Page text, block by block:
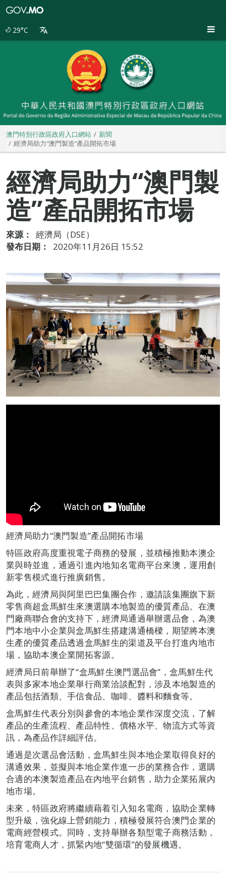
29°C
澳門特別行政區政府入口網站
新聞
經濟局助力“澳門製造”產品開拓市場
經濟局助力“澳門製
造”產品開拓市場
來源：
經濟局（DSE）
發布日期：
2020年11月26日 15:52
經濟局助力“澳門製造”產品開拓市場
特區政府高度重視電子商務的發展，並積極推動本澳企
業與時並進，通過引進內地知名電商平台來澳，運用創
新零售模式進行推廣銷售。
為此，經濟局與阿里巴巴集團合作，邀請該集團旗下新
零售商超盒馬鮮生來澳選購本地製造的優質產品。在澳
門廠商聯合會的支持下，經濟局通過舉辦選品會，為澳
門本地中小企業與盒馬鮮生搭建溝通橋樑，期望將本澳
生產的優質產品透過盒馬鮮生的渠道及平台打進內地市
場，協助本澳企業開拓客源。
經濟局日前舉辦了“盒馬鮮生澳門選品會”，盒馬鮮生代
表與多家本地企業舉行商業洽談配對，涉及本地製造的
產品包括酒類、手信食品、咖啡、醬料和麵食等。
盒馬鮮生代表分別與參會的本地企業作深度交流，了解
產品的生產流程、產品特性、價格水平、物流方式等資
訊，為產品作詳細評估。
通過是次選品會活動，盒馬鮮生與本地企業取得良好的
溝通效果，並擬與本地企業作進一步的業務合作，選購
合適的本澳製造產品在內地平台銷售，助力企業拓展內
地市場。
未來，特區政府將繼續藉着引入知名電商，協助企業轉
型升級，強化線上營銷能力，積極發展符合澳門企業的
電商經營模式。同時，支持舉辦各類型電子商務活動，
培育電商人才，抓緊內地“雙循環”的發展機遇。